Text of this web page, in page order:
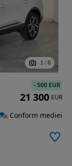
1 / 6
-500 EUR
21 300 EUR
Conform mediei